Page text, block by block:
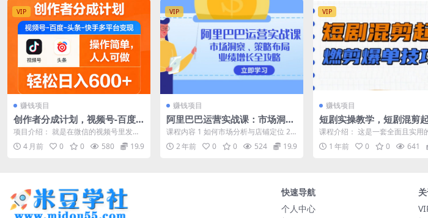
VIP
赚钱项目
创作者分成计划，视频号-百度-
头条-快手多平台变现，操作简
单，人人可做，轻松日入600+
项目介绍： 就是在微信的视频号里发视
频，然后视频号官方自动在我们视频评
论区挂广告...
4 月前 0 0 580 19.9
VIP
赚钱项目
阿里巴巴运营实战课：市场洞
察、策略布局、业绩增长全攻略
课程内容 1 如何市场分析与店铺定位 20
240828 22525415 ev....
2 年前 0 0 524 19.9
VIP
赚钱项目
短剧实操教学，短剧混剪
剪爆单技巧
课程介绍： 这是一套全面且实用
创作课程。课程涵盖视频制作全流
从涨粉、选...
1 年前 0 0 641
快速导航
个人中心